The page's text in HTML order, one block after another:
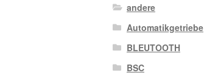
andere
Automatikgetriebe
BLEUTOOTH
BSC